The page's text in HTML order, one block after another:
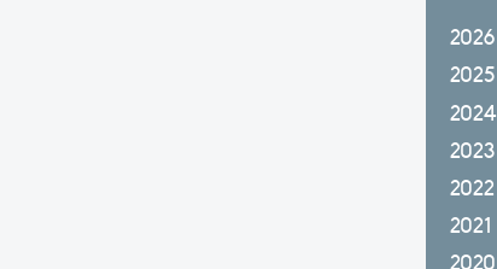
2026
2025
2024
2023
2022
2021